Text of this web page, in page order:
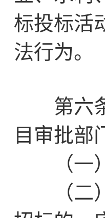
标投标活
法行为。
第六条
目审批部
（一）
（二）